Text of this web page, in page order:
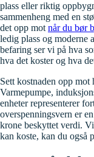
plass eller riktig
sammenheng med en
det opp mot når du bør
ledig plass og moderne
befaring ser vi på hva
hva det koster og hva
Sett kostnaden opp
Varmepumpe,
enheter representerer
overspenningsvern er
krone beskyttet verdi.
kan koste, kan du også